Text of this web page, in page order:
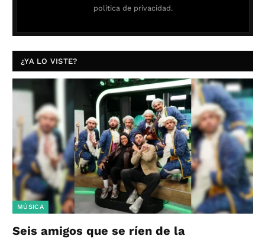
política de privacidad.
¿YA LO VISTE?
MÚSICA
Seis amigos que se ríen de la